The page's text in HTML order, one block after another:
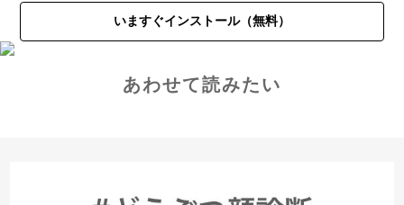
いますぐインストール（無料）
あわせて読みたい